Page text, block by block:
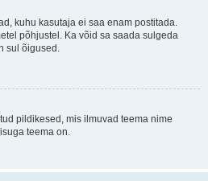
kuhu kasutaja ei saa enam postitada.
põhjustel. Ka võid sa saada sulgeda
sul õigused.
pildikesed, mis ilmuvad teema nime
teema on.